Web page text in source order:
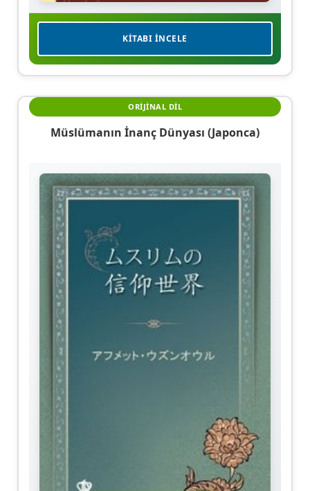
KITABI İNCELE
ORIJINAL DIL
Müslümanın İnanç Dünyası (Japonca)